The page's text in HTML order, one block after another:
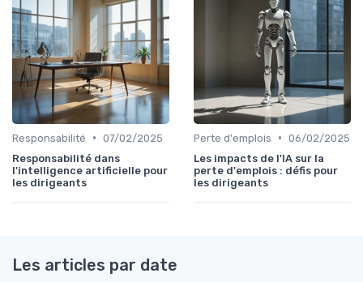
Responsabilité • 07/02/2025
Responsabilité dans
l'intelligence artificielle pour
les dirigeants
Perte d'emplois • 06/02/2025
Les impacts de l'IA sur la
perte d'emplois : défis pour
les dirigeants
Les articles par date